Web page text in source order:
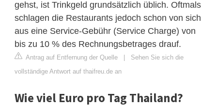
gehst, ist Trinkgeld grundsätzlich üblich. Oftmals
schlagen die Restaurants jedoch schon von sich
aus eine Service-Gebühr (Service Charge) von
bis zu 10 % des Rechnungsbetrages drauf.
Antrag auf Entfernung der Quelle | Sehen Sie sich die
vollständige Antwort auf thaifreu.de an
Wie viel Euro pro Tag Thailand?